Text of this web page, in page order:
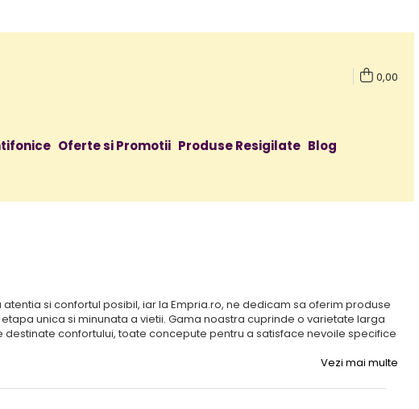
0,00
Oferte si Promotii Produse Resigilate Blog
si confortul posibil, iar la Empria.ro, ne dedicam sa oferim produse
unica si minunata a vietii. Gama noastra cuprinde o varietate larga
confortului, toate concepute pentru a satisface nevoile specifice
Vezi mai multe